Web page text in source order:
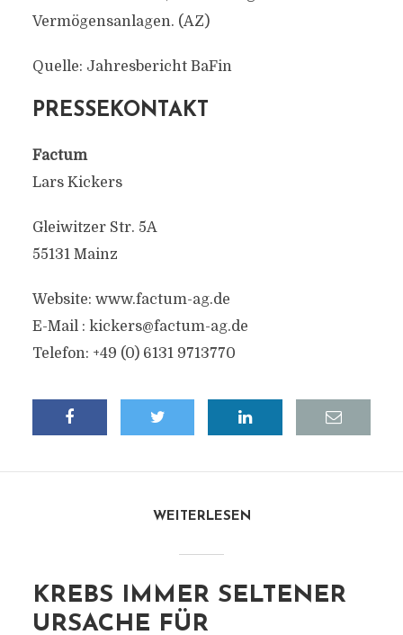
Vermögensanlagen. (AZ)
Quelle: Jahresbericht BaFin
PRESSEKONTAKT
Factum
Lars Kickers
Gleiwitzer Str. 5A
55131 Mainz
Website: www.factum-ag.de
E-Mail : kickers@factum-ag.de
Telefon: +49 (0) 6131 9713770
WEITERLESEN
KREBS IMMER SELTENER
URSACHE FÜR